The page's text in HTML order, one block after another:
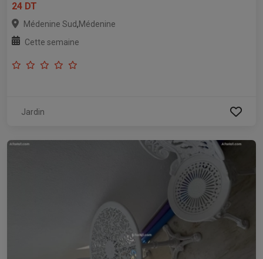
24 DT
Médenine Sud,Médenine
Cette semaine
Jardin